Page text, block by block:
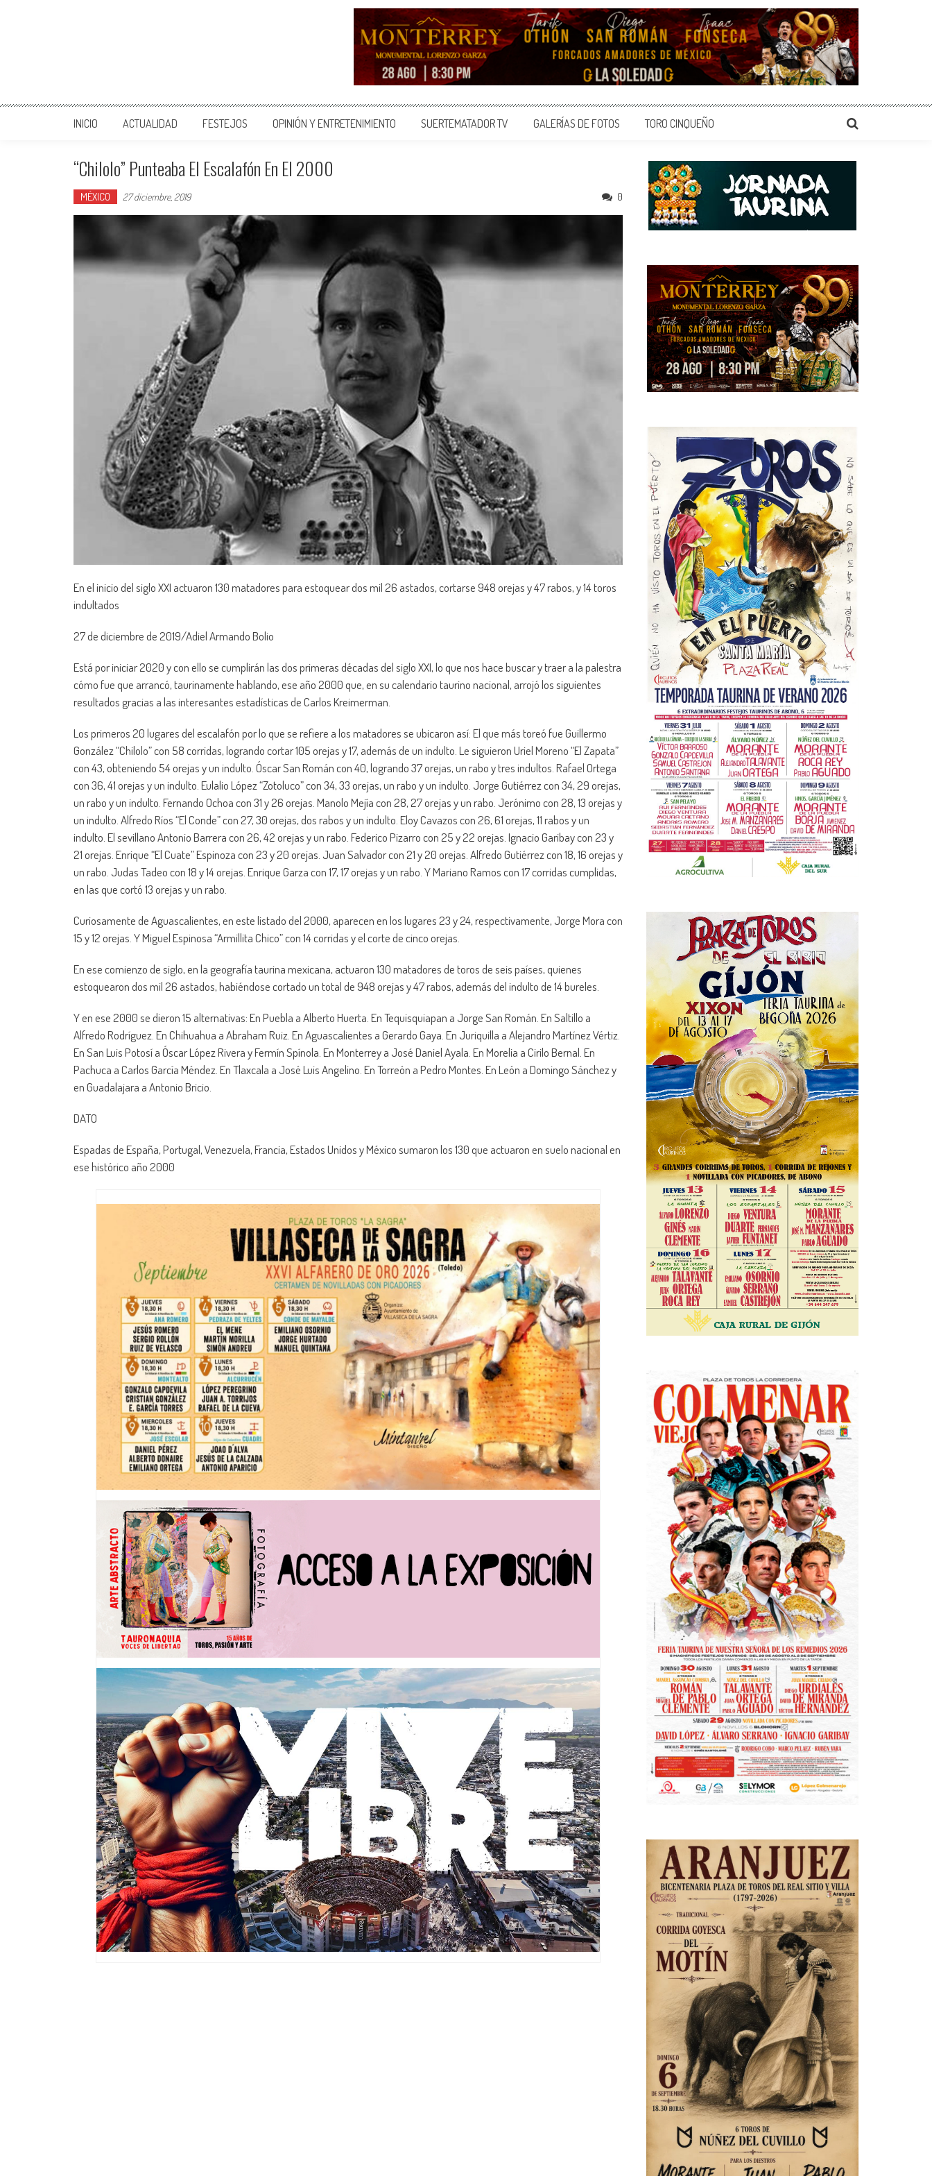
INICIO ACTUALIDAD FESTEJOS OPINIÓN Y ENTRETENIMIENTO SUERTEMATADOR TV GALERÍAS DE FOTOS TORO CINQUEÑO
“Chilolo” Punteaba El Escalafón En El 2000
MÉXICO 27 diciembre, 2019 0
En el inicio del siglo XXI actuaron 130 matadores para estoquear dos mil 26 astados, cortarse 948 orejas y 47 rabos, y 14 toros
indultados
27 de diciembre de 2019/Adiel Armando Bolio
Está por iniciar 2020 y con ello se cumplirán las dos primeras décadas del siglo XXI, lo que nos hace buscar y traer a la palestra
cómo fue que arrancó, taurinamente hablando, ese año 2000 que, en su calendario taurino nacional, arrojó los siguientes
resultados gracias a las interesantes estadísticas de Carlos Kreimerman.
Los primeros 20 lugares del escalafón por lo que se refiere a los matadores se ubicaron así: El que más toreó fue Guillermo
González “Chilolo” con 58 corridas, logrando cortar 105 orejas y 17, además de un indulto. Le siguieron Uriel Moreno “El Zapata”
con 43, obteniendo 54 orejas y un indulto. Óscar San Román con 40, logrando 37 orejas, un rabo y tres indultos. Rafael Ortega
con 36, 41 orejas y un indulto. Eulalio López “Zotoluco” con 34, 33 orejas, un rabo y un indulto. Jorge Gutiérrez con 34, 29 orejas,
un rabo y un indulto. Fernando Ochoa con 31 y 26 orejas. Manolo Mejía con 28, 27 orejas y un rabo. Jerónimo con 28, 13 orejas y
un indulto. Alfredo Ríos “El Conde” con 27, 30 orejas, dos rabos y un indulto. Eloy Cavazos con 26, 61 orejas, 11 rabos y un
indulto. El sevillano Antonio Barrera con 26, 42 orejas y un rabo. Federico Pizarro con 25 y 22 orejas. Ignacio Garibay con 23 y
21 orejas. Enrique “El Cuate” Espinoza con 23 y 20 orejas. Juan Salvador con 21 y 20 orejas. Alfredo Gutiérrez con 18, 16 orejas y
un rabo. Judas Tadeo con 18 y 14 orejas. Enrique Garza con 17, 17 orejas y un rabo. Y Mariano Ramos con 17 corridas cumplidas,
en las que cortó 13 orejas y un rabo.
Curiosamente de Aguascalientes, en este listado del 2000, aparecen en los lugares 23 y 24, respectivamente, Jorge Mora con
15 y 12 orejas. Y Miguel Espinosa “Armillita Chico” con 14 corridas y el corte de cinco orejas.
En ese comienzo de siglo, en la geografía taurina mexicana, actuaron 130 matadores de toros de seis países, quienes
estoquearon dos mil 26 astados, habiéndose cortado un total de 948 orejas y 47 rabos, además del indulto de 14 bureles.
Y en ese 2000 se dieron 15 alternativas: En Puebla a Alberto Huerta. En Tequisquiapan a Jorge San Román. En Saltillo a
Alfredo Rodríguez. En Chihuahua a Abraham Ruiz. En Aguascalientes a Gerardo Gaya. En Juriquilla a Alejandro Martínez Vértiz.
En San Luis Potosí a Óscar López Rivera y Fermín Spínola. En Monterrey a José Daniel Ayala. En Morelia a Cirilo Bernal. En
Pachuca a Carlos García Méndez. En Tlaxcala a José Luis Angelino. En Torreón a Pedro Montes. En León a Domingo Sánchez y
en Guadalajara a Antonio Bricio.
DATO
Espadas de España, Portugal, Venezuela, Francia, Estados Unidos y México sumaron los 130 que actuaron en suelo nacional en
ese histórico año 2000